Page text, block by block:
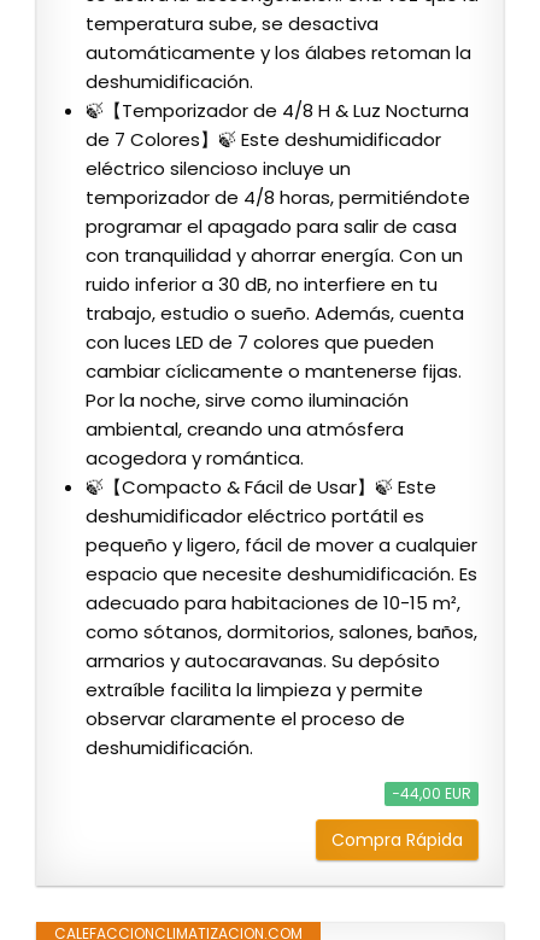
temperatura sube, se desactiva
automáticamente y los álabes retoman la
deshumidificación.
🍃【Temporizador de 4/8 H & Luz Nocturna
de 7 Colores】🍃 Este deshumidificador
eléctrico silencioso incluye un
temporizador de 4/8 horas, permitiéndote
programar el apagado para salir de casa
con tranquilidad y ahorrar energía. Con un
ruido inferior a 30 dB, no interfiere en tu
trabajo, estudio o sueño. Además, cuenta
con luces LED de 7 colores que pueden
cambiar cíclicamente o mantenerse fijas.
Por la noche, sirve como iluminación
ambiental, creando una atmósfera
acogedora y romántica.
🍃【Compacto & Fácil de Usar】🍃 Este
deshumidificador eléctrico portátil es
pequeño y ligero, fácil de mover a cualquier
espacio que necesite deshumidificación. Es
adecuado para habitaciones de 10-15 m²,
como sótanos, dormitorios, salones, baños,
armarios y autocaravanas. Su depósito
extraíble facilita la limpieza y permite
observar claramente el proceso de
deshumidificación.
−44,00 EUR
Compra Rápida
CALEFACCIONCLIMATIZACION.COM